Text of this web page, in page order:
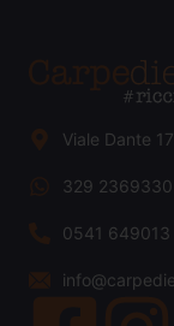
Viale Dante
329 2369330
0541 649013